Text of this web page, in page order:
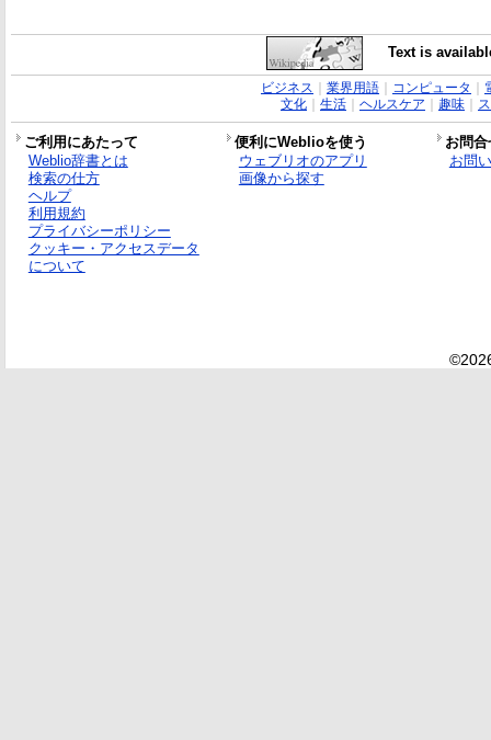
Text is
ビジネス 業界用語｜ コンピュータ
文化｜ 生活｜ ヘルスケア 趣味｜
ご利用にあたって 便利にWeblioを使う
お問
Weblio辞書とは
検索の仕方
ヘルプ
利用規約
プライバシーポリシー
クッキー・アクセスデータ
について
ウェブリオのアプリ
画像から探す
お問